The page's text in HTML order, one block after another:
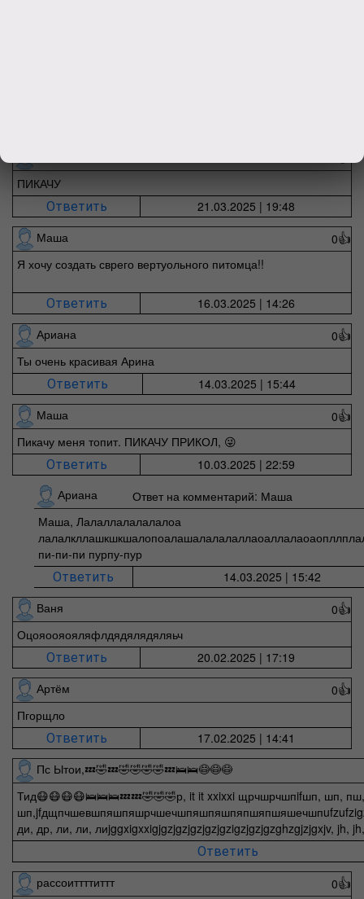
ПИКАЧУ
Ответить
21.03.2025 | 19:48
Маша
0👍
Я хочу создать сврего вертуольного питомца!!
Ответить
16.03.2025 | 14:26
Ариана
0👍
Ты очень красивая Арина
Ответить
14.03.2025 | 15:44
Маша
0👍
Пикачу меня топит. ПИКАЧУ ПРИКОЛ, 😜
Ответить
10.03.2025 | 22:59
Ариана
Ответ на комментарий: Маша
Маша, Лалаллалалалалоа
пи-пи-пи пурпу-пур
Ответить
14.03.2025 | 15:42
Ваня
0👍
Оцояоояояляфлдядялядяляьч
Ответить
20.02.2025 | 17:19
Артём
0👍
Пгорщло
Ответить
17.02.2025 | 14:41
Пс Ытои,💤🤣💤🤣🤣🤣🤣💤🛌🛌😷😷😷
Тид😷😷😷😷🛌🛌🛌💤💤🤣🤣🤣р, it it xxixxi щрчшрчшпifшп, шп, пш,
ди, др, ли, ли, лиjggxigxxigjgzjgzjgzjgzjgzigzjgzjgzghzgjzjgxjv, jh,
Ответить
рассоиттттиттт 0👍